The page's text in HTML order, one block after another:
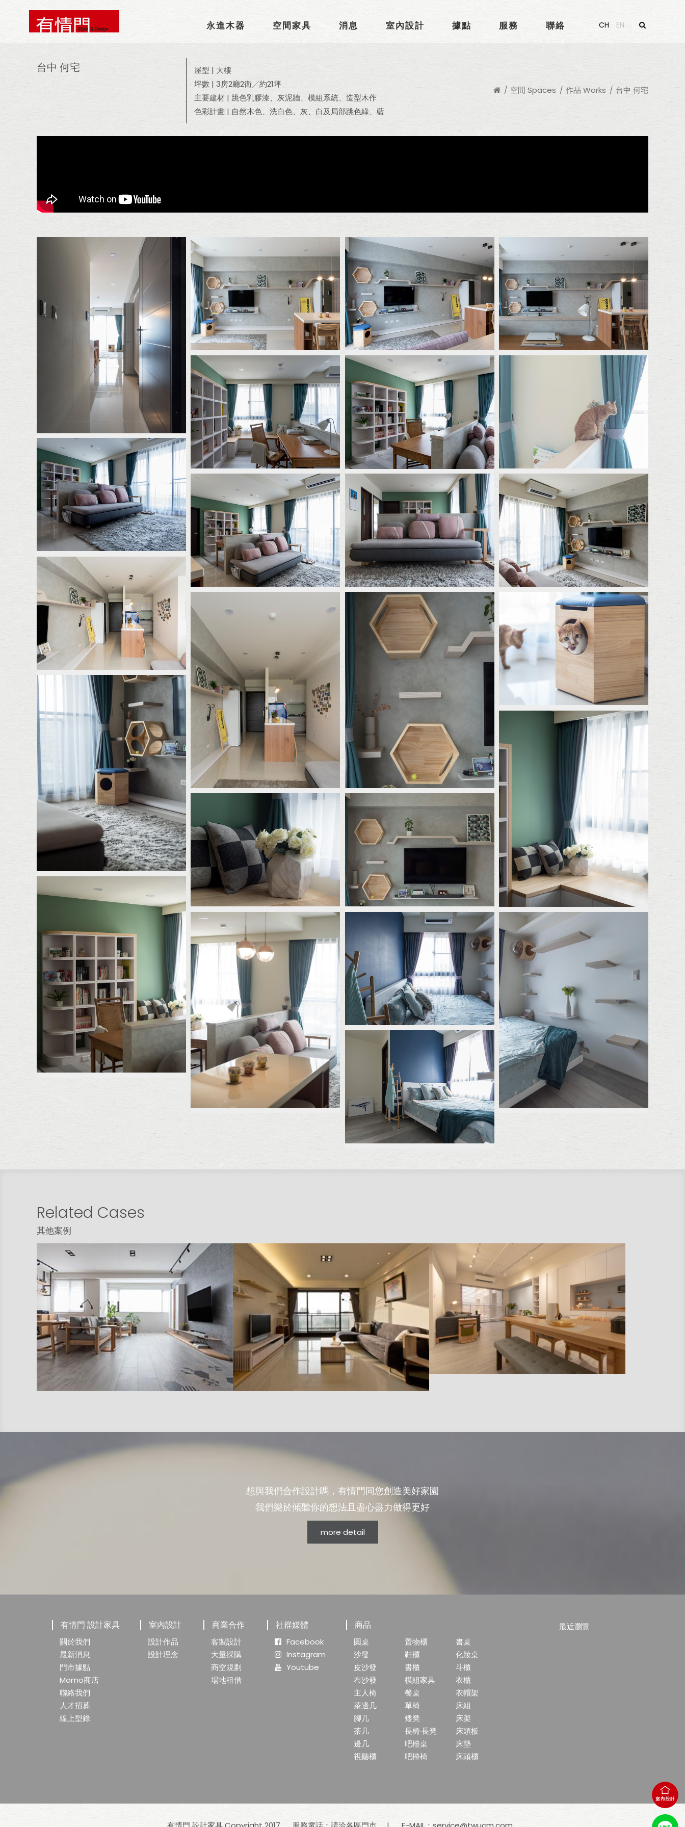
永進木器 空間家具 消息 室內設計 據點 服務 聯絡 CH EN
台中 何宅
屋型 | 大樓
坪數 | 3房2廳2衛╱約21坪
主要建材 | 跳色乳膠漆、灰泥牆、模組系統、造型木作
色彩計畫 | 自然木色、洗白色、灰、白及局部跳色綠、藍
空間 Spaces 作品 Works 台中 何宅
Related Cases
其他案例
想與我們合作設計嗎，有情門同您創造美好家園
我們樂於傾聽你的想法且盡心盡力做得更好
more detail
有情門 設計家具
關於我們
最新消息
門市據點
Momo商店
聯絡我們
人才招募
線上型錄
室內設計
設計作品
設計理念
商業合作
客製設計
大量採購
商空規劃
場地租借
社群媒體
Facebook
Instagram
Youtube
商品
圓桌
沙發
皮沙發
布沙發
主人椅
茶邊几
腳几
茶几
邊几
視聽櫃
置物櫃
鞋櫃
書櫃
模組家具
餐桌
單椅
矮凳
長椅·長凳
吧檯桌
吧檯椅
書桌
化妝桌
斗櫃
衣櫃
衣帽架
床組
床架
床頭板
床墊
床頭櫃
最近瀏覽